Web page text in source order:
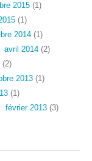
2015 (1)
(1)
2014 (1)
avril 2014 (2)
(2)
2013 (1)
(1)
février 2013 (3)